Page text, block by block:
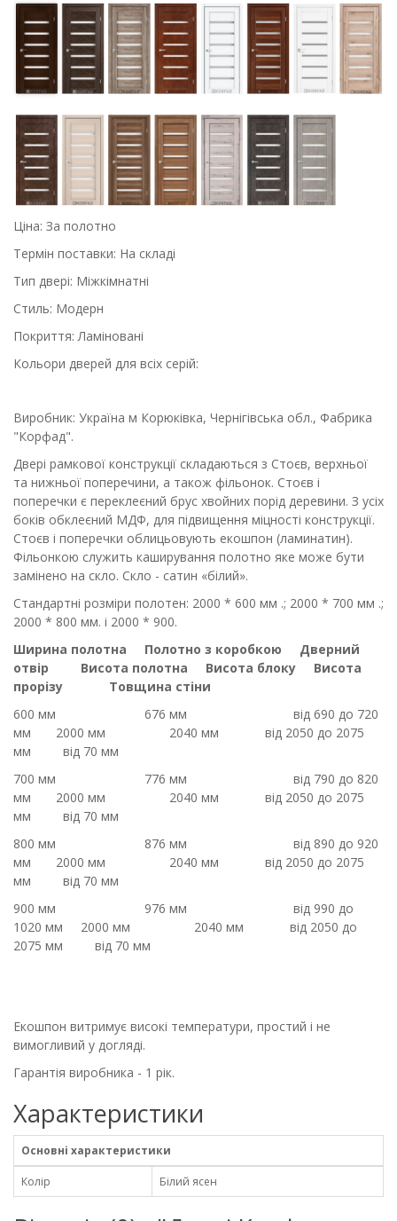
Ціна: За полотно
Термін поставки: На складі
Тип двері: Міжкімнатні
Стиль: Модерн
Покриття: Ламіновані
Кольори дверей для всіх серій:
Виробник: Україна м Корюківка, Чернігівська обл., Фабрика
"Корфад".
Двері рамкової конструкції складаються з Стоєв, верхньої
та нижньої поперечини, а також фільонок. Стоєв і
поперечки є переклеєний брус хвойних порід деревини. З усіх
боків обклеєний МДФ, для підвищення міцності конструкції.
Стоєв і поперечки облицьовують екошпон (ламинатин).
Фільонкою служить каширування полотно яке може бути
замінено на скло. Скло - сатин «білий».
Стандартні розміри полотен: 2000 * 600 мм .; 2000 * 700 мм .;
2000 * 800 мм. і 2000 * 900.
Ширина полотна
Полотно з коробкою
Дверний
отвір
Висота полотна Висота блоку
Висота
прорізу
Товщина стіни
600 мм
676 мм
від 690 до 720
мм
2000 мм 2040 мм
від 2050 до 2075
мм
від 70 мм
700 мм
776 мм
від 790 до 820
мм
2000 мм 2040 мм
від 2050 до 2075
мм
від 70 мм
800 мм
876 мм
від 890 до 920
мм
2000 мм 2040 мм
від 2050 до 2075
мм
від 70 мм
900 мм
976 мм
від 990 до
1020 мм
2000 мм 2040 мм
від 2050 до
2075 мм
від 70 мм
Екошпон витримує високі температури, простий і не
вимогливий у догляді.
Гарантія виробника - 1 рік.
Характеристики
Основні характеристики
Колір Білий ясен